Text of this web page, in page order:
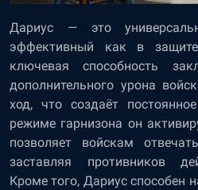
Дариус — это
эффективный как в
ключевая способность
дополнительного урона
ход, что создаёт
режиме гарнизона он
позволяет войскам
заставляя противников
Кроме того, Дариус способен